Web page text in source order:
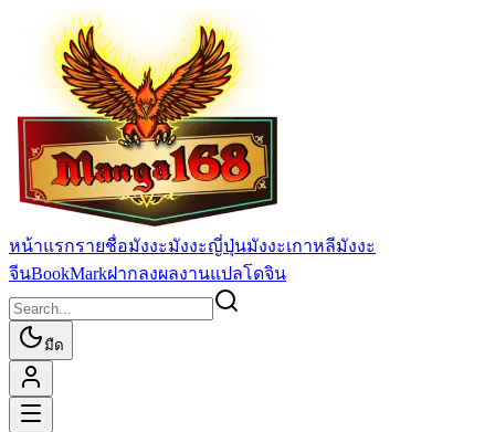
หน้าแรกรายชื่อมังงะมังงะญี่ปุ่นมังงะเกาหลีมังงะ
จีนBookMarkฝากลงผลงานแปลโดจิน
มืด